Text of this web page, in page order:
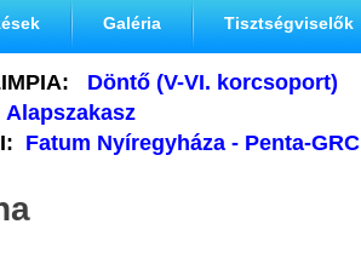
Galéria Tisztségviselők
Döntő (V-VI. korcsoport)
Alapszakasz
Fatum Nyíregyháza - Penta-GRC